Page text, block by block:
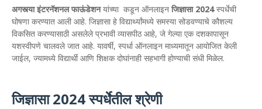
अगस्त्या इंटरनॅशनल फाऊंडेशनयांच्या कडून ऑनलाइन जिज्ञासा 2024स्पर्धेची
घोषणा करण्यात आली आहे. जिज्ञासा हे विद्यार्थ्यांमध्ये समस्या सोडवण्याचे कौशल्य
विकसित करण्यासाठी असलेले प्रभावी व्यासपीठ आहे, जे गेल्या एक दशकापासून
यशस्वीपणे चालवले जात आहे. यावर्षी, स्पर्धा ऑनलाइन माध्यमातून आयोजित केली
जाईल, ज्यामध्ये विद्यार्थी आणि शिक्षक दोघांनाही सहभागी होण्याची संधी मिळेल.
जिज्ञासा 2024 स्पर्धेतील श्रेणी